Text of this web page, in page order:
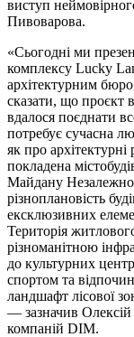
виступ
Пивоварова.
«Сьогодні ми
комплексу Lucky
архітектурним
сказати, що проєкт
вдалося поєднати
потребує сучасна
як про
покладена
Майдану
різноплановість
ексклюзивних
Територія
різноманітною
до культурних
спортом та
ландшафт лісової
— зазначив Олексій
компаній DIM.